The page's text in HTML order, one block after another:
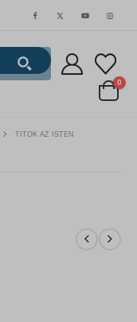
0
TITOK AZ ISTEN